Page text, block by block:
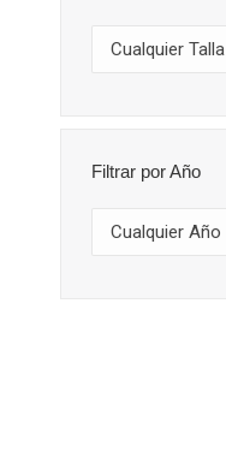
Cualquier Talla
Filtrar por Año
Cualquier Año